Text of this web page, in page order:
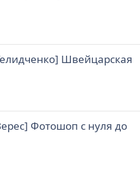
Швейцарская
Фотошоп с нуля до